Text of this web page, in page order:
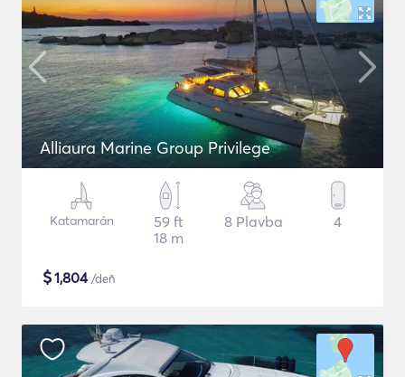
Alliaura Marine Group Privilege
Katamarán
59 ft
18 m
8 Plavba 4
$1,804/deň